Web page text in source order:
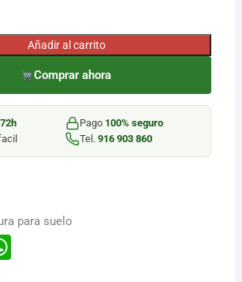
Añadir al carrito
Comprar ahora
Pago 100% seguro
Tel. 916 903 860
para suelo
W